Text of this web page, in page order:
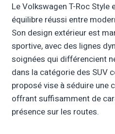
Le Volkswagen T-Roc Style
équilibre réussi entre
Son design extérieur est
sportive, avec des lignes
soignées qui différencient
dans la catégorie des SUV
proposé vise à séduire une
offrant suffisamment de
présence sur les routes.